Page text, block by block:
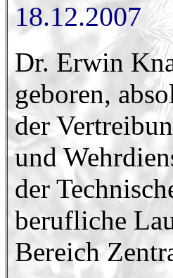
18.12.2007
Dr. Erwin
geboren,
der
und
der
berufliche
Bereich